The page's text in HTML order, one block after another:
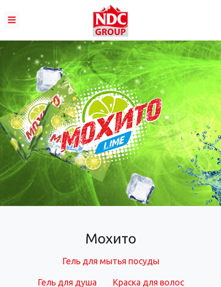
Мохито
Гель для мытья посуды
Гель для душа Краска для волос